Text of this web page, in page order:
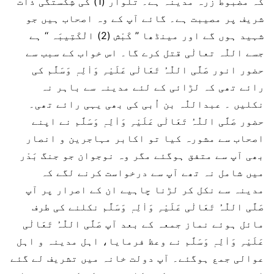
شریف پر مصیبت ہے۔ گائے آپ کے وہ اصحاب ہیں جو
شہید ہوں گے اور مینڈھا ’’ کَبْش (2) الْکَتِیبَہ ‘‘ ہے
جسے اللّٰہ تعالٰی قتل کرے گا۔ اس خواب کے سبب سے
حضور انور صَلَّی اللّٰہُ تَعَالٰی عَلَیْہِ وَاٰلِہٖ وَسَلَّم کی
رائے تھی کہ لڑائی کے لئے مدینہ سے باہر نہ
نکلیں ۔ عبداللّٰہ بن اُبی کی بھی یہی رائے تھی۔
حضور صَلَّی اللّٰہُ تَعَالٰی عَلَیْہِ وَاٰلِہٖ وَسَلَّم نے اپنے
اصحاب سے مشورہ کیا تو اکابر مہاجرین و انصار
بھی آپ سے متفق ہوگئے مگر وہ نوجوان جو جنگ بَدْر
میں شامل نہ تھے آپ سے درخواست کرنے لگے کہ
مدینہ سے نکل کر لڑنا چاہیے ان کے اصرار پر آپ
صَلَّی اللّٰہُ تَعَالٰی عَلَیْہِ وَاٰلِہٖ وَسَلَّم نکلنے کی طرف
مائل ہوئے نماز جمعہ کے بعد آپ صَلَّی اللّٰہُ تَعَالٰی
عَلَیْہِ وَاٰلِہٖ وَسَلَّم نے وعظ فرمایا، اہل مدینہ و اہل
عوالی جمع ہوگئے۔ آپ دولت خانہ میں تشریف لے گئے